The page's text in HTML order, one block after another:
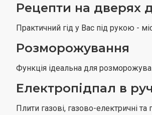
Рецепти на дверях
Практичний гід у Вас під рукою -
Розморожування
Функція ідеальна для
Електропідпал в
Плити газові, газово-електричні